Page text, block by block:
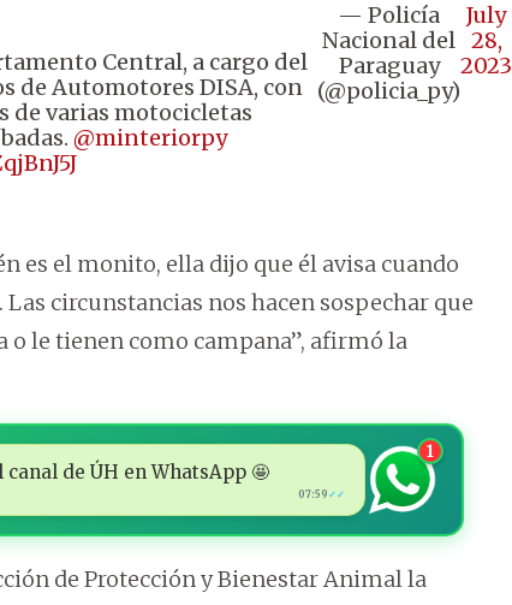
Central, a cargo del
de Automotores DISA, con
de varias motocicletas
@minteriorpy
— Policía
Nacional del
Paraguay
(@policia_py)
July
28,
2023
es el monito, ella dijo que él avisa cuando
circunstancias nos hacen sospechar que
le tienen como campana”, afirmó la
de ÚH en WhatsApp 🤩
07:59 ✓✓
1
de Protección y Bienestar Animal la